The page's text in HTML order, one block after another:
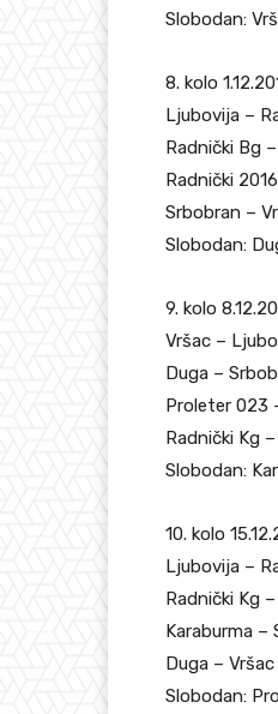
Slobodan:
8. kolo
Ljubovija –
Radnički Bg
Radnički
Srbobran –
Slobodan:
9. kolo
Vršac –
Duga –
Proleter 023
Radnički Kg
Slobodan:
10. kolo
Ljubovija –
Radnički Kg
Karaburma –
Duga – Vršac
Slobodan: